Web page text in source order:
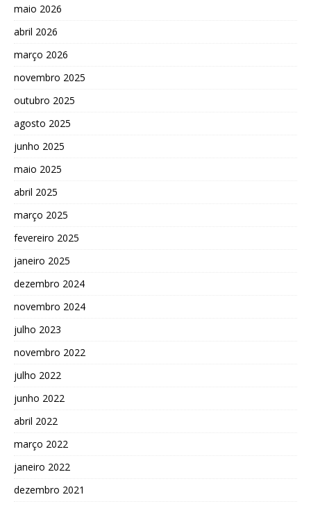
maio 2026
abril 2026
março 2026
novembro 2025
outubro 2025
agosto 2025
junho 2025
maio 2025
abril 2025
março 2025
fevereiro 2025
janeiro 2025
dezembro 2024
novembro 2024
julho 2023
novembro 2022
julho 2022
junho 2022
abril 2022
março 2022
janeiro 2022
dezembro 2021